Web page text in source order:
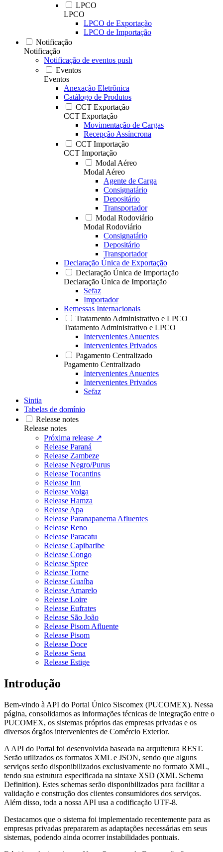
LPCO
LPCO
LPCO de Exportação
LPCO de Importação
Notificação
Notificação
Notificação de eventos push
Eventos
Eventos
Anexação Eletrônica
Catálogo de Produtos
CCT Exportação
CCT Exportação
Movimentação de Cargas
Recepção Assíncrona
CCT Importação
CCT Importação
Modal Aéreo
Modal Aéreo
Agente de Carga
Consignatário
Depositário
Transportador
Modal Rodoviário
Modal Rodoviário
Consignatário
Depositário
Transportador
Declaração Única de Exportação
Declaração Única de Importação
Declaração Única de Importação
Sefaz
Importador
Remessas Internacionais
Tratamento Administrativo e LPCO
Tratamento Administrativo e LPCO
Intervenientes Anuentes
Intervenientes Privados
Pagamento Centralizado
Pagamento Centralizado
Intervenientes Anuentes
Intervenientes Privados
Sefaz
Sintia
Tabelas de domínio
Release notes
Release notes
Próxima release ↗
Release Paraná
Release Zambeze
Release Negro/Purus
Release Tocantins
Release Inn
Release Volga
Release Hamza
Release Apa
Release Paranapanema Afluentes
Release Reno
Release Paracatu
Release Capibaribe
Release Congo
Release Spree
Release Torne
Release Guaíba
Release Amarelo
Release Loire
Release Eufrates
Release São João
Release Pisom Afluente
Release Pisom
Release Doce
Release Sena
Release Estige
Introdução
Bem-vindo à API do Portal Único Siscomex (PUCOMEX). Nessa
página, consolidamos as informações técnicas de integração entre o
PUCOMEX, os sistemas próprios das empresas privadas e os
diversos órgãos intervenientes de Comércio Exterior.
A API do Portal foi desenvolvida baseada na arquitetura REST.
Serão utilizados os formatos XML e JSON, sendo que alguns
serviços serão disponibilizados exclusivamente no formato XML,
tendo sua estrutura especificada na sintaxe XSD (XML Schema
Definition). Estes schemas serão disponibilizados para facilitar a
validação e construção dos clientes consumidores dos serviços.
Além disso, toda a nossa API usa a codificação UTF-8.
Destacamos que o sistema foi implementado recentemente para as
empresas privadas prepararem as adaptações necessárias em seus
sistemas, podendo ainda ocorrer instabilidades pontuais.